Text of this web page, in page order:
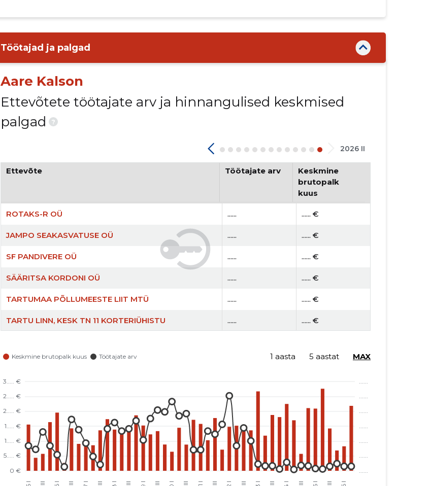
Töötajad ja palgad
Aare Kalson
Ettevõtete töötajate arv ja hinnangulised keskmised
palgad
?
2026 II
Ettevõte Töötajate arv
Keskmine
brutopalk
kuus
ROTAKS-R OÜ ...... ...... €
JAMPO SEAKASVATUSE OÜ ...... ...... €
SF PANDIVERE OÜ ...... ...... €
SÄÄRITSA KORDONI OÜ ...... ...... €
TARTUMAA PÕLLUMEESTE LIIT MTÜ ...... ...... €
TARTU LINN, KESK TN 11 KORTERIÜHISTU ...... ...... €
1 aasta 5 aastat MAX